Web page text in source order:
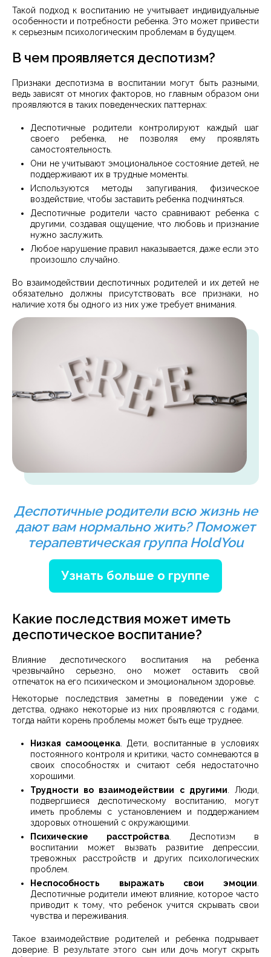
Такой подход к воспитанию не учитывает индивидуальные
особенности и потребности ребенка. Это может привести
к серьезным психологическим проблемам в будущем.
В чем проявляется деспотизм?
Признаки деспотизма в воспитании могут быть разными,
ведь зависят от многих факторов, но главным образом они
проявляются в таких поведенческих паттернах:
Деспотичные родители контролируют каждый шаг
своего ребенка, не позволяя ему проявлять
самостоятельность.
Они не учитывают эмоциональное состояние детей, не
поддерживают их в трудные моменты.
Используются методы запугивания, физическое
воздействие, чтобы заставить ребенка подчиняться.
Деспотичные родители часто сравнивают ребенка с
другими, создавая ощущение, что любовь и признание
нужно заслужить.
Любое нарушение правил наказывается, даже если это
произошло случайно.
Во взаимодействии деспотичных родителей и их детей не
обязательно должны присутствовать все признаки, но
наличие хотя бы одного из них уже требует внимания.
Деспотичные родители всю жизнь не
дают вам нормально жить? Поможет
терапевтическая группа HoldYou
Узнать больше о группе
Какие последствия может иметь
деспотическое воспитание?
Влияние деспотического воспитания на ребенка
чрезвычайно серьезно, оно может оставить свой
отпечаток на его психическом и эмоциональном здоровье.
Некоторые последствия заметны в поведении уже с
детства, однако некоторые из них проявляются с годами,
тогда найти корень проблемы может быть еще труднее.
Низкая самооценка. Дети, воспитанные в условиях
постоянного контроля и критики, часто сомневаются в
своих способностях и считают себя недостаточно
хорошими.
Трудности во взаимодействии с другими . Люди,
подвергшиеся деспотическому воспитанию, могут
иметь проблемы с установлением и поддержанием
здоровых отношений с окружающими.
Психические расстройства. Деспотизм в
воспитании может вызвать развитие депрессии,
тревожных расстройств и других психологических
проблем.
Неспособность выражать свои эмоции
Деспотичные родители имеют влияние, которое часто
приводит к тому, что ребенок учится скрывать свои
чувства и переживания.
Такое взаимодействие родителей и ребенка подрывает
доверие. В результате этого сын или дочь могут скрыть